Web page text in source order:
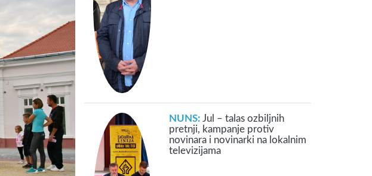
NUNS: Jul – talas ozbiljnih
pretnji, kampanje protiv
novinara i novinarki na lokalnim
televizijama